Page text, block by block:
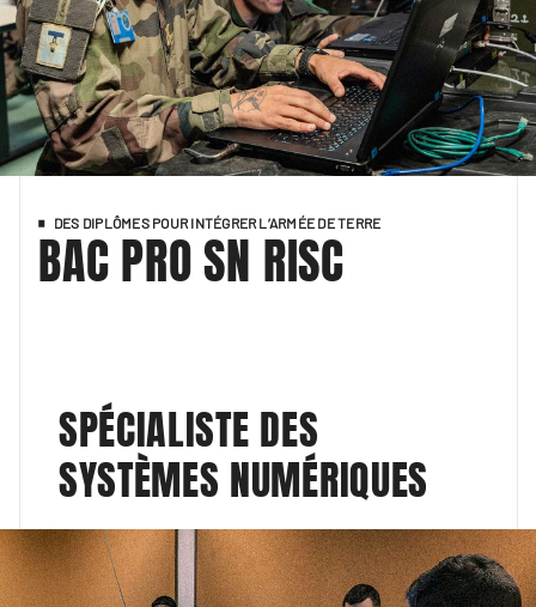
DES DIPLÔMES POUR INTÉGRER L’ARMÉE DE TERRE
BAC PRO SN RISC
SPÉCIALISTE DES
SYSTÈMES NUMÉRIQUES